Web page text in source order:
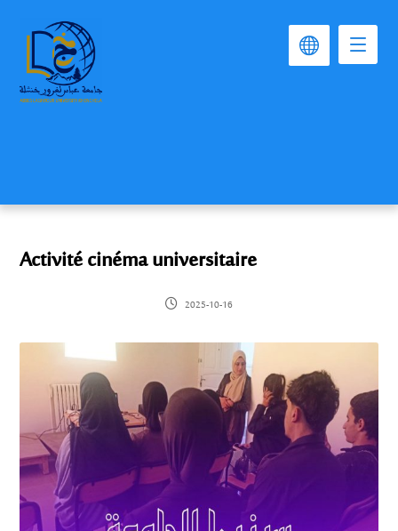
Activité cinéma universitaire
2025-10-16